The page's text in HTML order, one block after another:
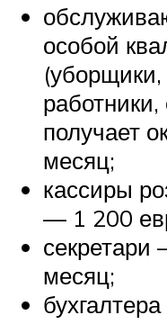
особой
получает
месяц;
кассиры
— 1 200
месяц;